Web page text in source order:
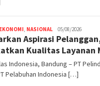
EKONOMI, NASIONAL admin
05/08/2026
Aspirasi
Kualitas Layanan
Indonesia, Bandung – PT
Pelabuhan Indonesia […]